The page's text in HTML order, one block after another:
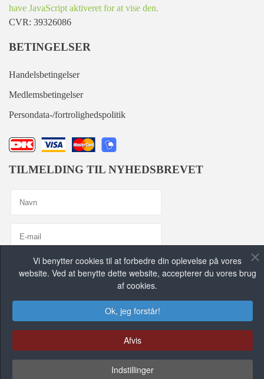
Vi benytter cookies til at forbedre din oplevelse på vores
website. Ved at benytte dette website, accepterer du vores brug
af cookies.
Ok, jeg forstår!
Afvis
Indstillinger
have JavaScript aktiveret for at vise den.
CVR: 39326086
BETINGELSER
Handelsbetingelser
Medlemsbetingelser
Persondata-/fortrolighedspolitik
TILMELDING TIL NYHEDSBREVET
Jeg er enig medPrivatlivspolitik
FIND OS PÅ DE SOCIALE MEDIER